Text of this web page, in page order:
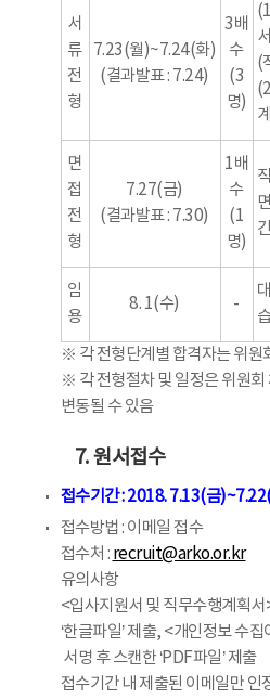
서
류
전
형
7.23(월)~7.24(화)
(결과발표 : 7.24)
3배
수
(3
명)
(
면
접
전
형
7.27(금)
(결과발표 : 7.30)
1배
수
(1
명)
임
용
8. 1(수) -
※ 각 전형단계별 합격자는 위원
※ 각 전형절차 및 일정은 위원회
변동될 수 있음
7. 원서접수
접수기간 : 2018. 7.13(금
접수방법 : 이메일 접수
접수처 : recruit@arko.or.kr
유의사항
<입사지원서 및 직무수행계획
‘한글파일’ 제출, <개인정보 수
서명 후 스캔한 ‘PDF파일’ 제출
접수기간 내 제출된 이메일만 인